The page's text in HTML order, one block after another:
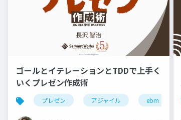
ゴールとイテレーションとTDDで上手く
いくプレゼン作成術
プレゼン アジャイル ebm